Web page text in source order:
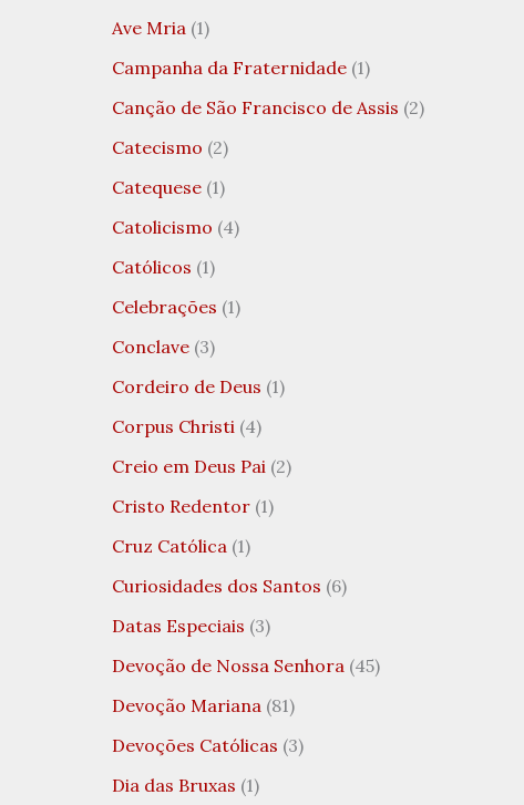
Ave Mria (1)
Campanha da Fraternidade (1)
Canção de São Francisco de Assis (2)
Catecismo (2)
Catequese (1)
Catolicismo (4)
Católicos (1)
Celebrações (1)
Conclave (3)
Cordeiro de Deus (1)
Corpus Christi (4)
Creio em Deus Pai (2)
Cristo Redentor (1)
Cruz Católica (1)
Curiosidades dos Santos (6)
Datas Especiais (3)
Devoção de Nossa Senhora (45)
Devoção Mariana (81)
Devoções Católicas (3)
Dia das Bruxas (1)